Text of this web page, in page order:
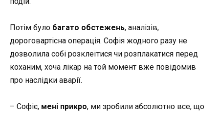
Потім було багато обстежень, аналізів,
дороговартісна операція. Софія жодного разу не
дозволила собі розклеїтися чи розплакатися перед
коханим, хоча лікар на той момент вже повідомив
про наслідки аварiї.
– Софіє, мені прикро, ми зробили абсолютно все, що